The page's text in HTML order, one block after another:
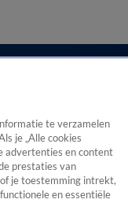
te verzamelen
je „Alle cookies
advertenties en content
prestaties van
je toestemming intrekt,
en essentiële